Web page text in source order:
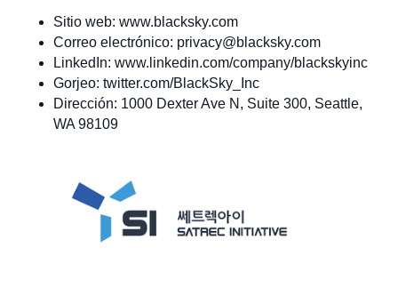
Sitio web: www.blacksky.com
Correo electrónico: privacy@blacksky.com
LinkedIn: www.linkedin.com/company/blackskyinc
Gorjeo: twitter.com/BlackSky_Inc
Dirección: 1000 Dexter Ave N, Suite 300, Seattle,
WA 98109